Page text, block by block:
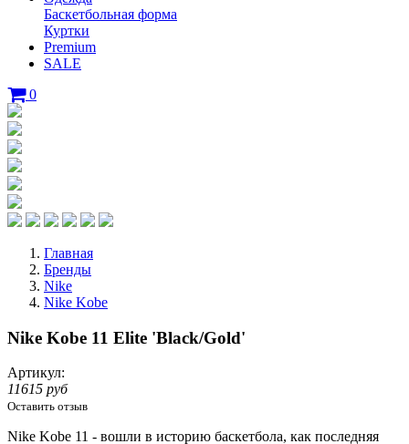
Баскетбольная форма
Куртки
Premium
SALE
0
Главная
Бренды
Nike
Nike Kobe
Nike Kobe 11 Elite 'Black/Gold'
Артикул:
11615 руб
Оставить отзыв
Nike Kobe 11 - вошли в историю баскетбола, как последняя